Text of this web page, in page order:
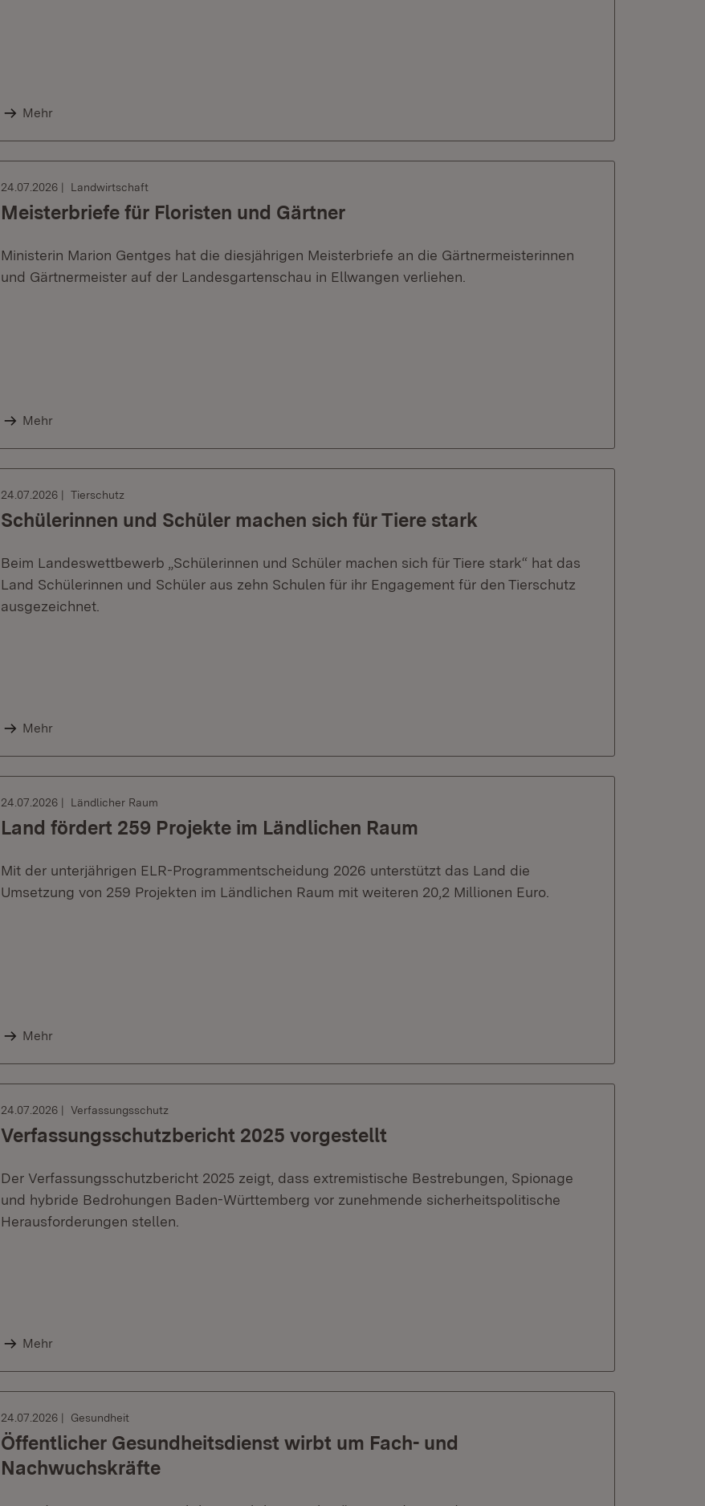
Mehr
24.07.2026 Landwirtschaft
Meisterbriefe für Floristen und Gärtner
Ministerin Marion Gentges hat die diesjährigen Meisterbriefe an die Gärtnermeisterinnen
und Gärtnermeister auf der Landesgartenschau in Ellwangen verliehen.
Mehr
24.07.2026 Tierschutz
Schülerinnen und Schüler machen sich für Tiere stark
Beim Landeswettbewerb „Schülerinnen und Schüler machen sich für Tiere stark“ hat das
Land Schülerinnen und Schüler aus zehn Schulen für ihr Engagement für den Tierschutz
ausgezeichnet.
Mehr
24.07.2026 Ländlicher Raum
Land fördert 259 Projekte im Ländlichen Raum
Mit der unterjährigen ELR-Programmentscheidung 2026 unterstützt das Land die
Umsetzung von 259 Projekten im Ländlichen Raum mit weiteren 20,2 Millionen Euro.
Mehr
24.07.2026 Verfassungsschutz
Verfassungsschutzbericht 2025 vorgestellt
Der Verfassungsschutzbericht 2025 zeigt, dass extremistische Bestrebungen, Spionage
und hybride Bedrohungen Baden-Württemberg vor zunehmende sicherheitspolitische
Herausforderungen stellen.
Mehr
24.07.2026 Gesundheit
Öffentlicher Gesundheitsdienst wirbt um Fach- und
Nachwuchskräfte